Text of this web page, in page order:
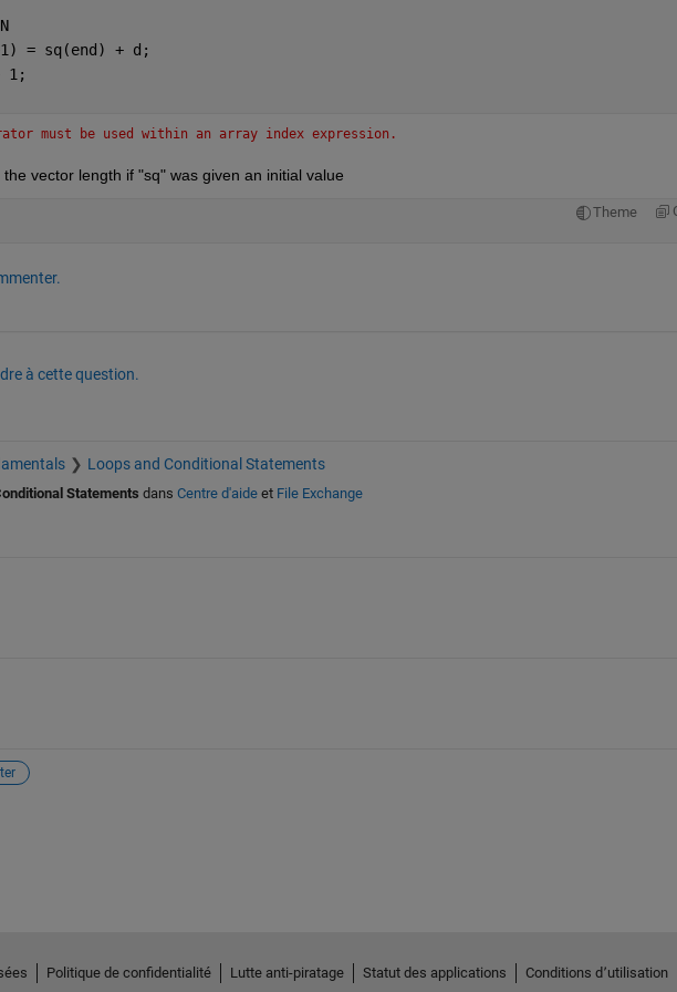
= sq(end) + d;
1;
must be used within an array index expression.
vector length if "sq" was given an initial value
Theme
à cette question.
Loops and Conditional Statements
Statements dans Centre d'aideet File Exchange
Politique de confidentialité Lutte anti-piratage Statut des applications
Conditions d՚utilisation